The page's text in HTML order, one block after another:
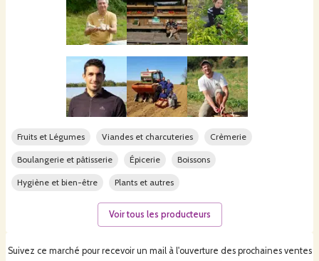
Suivez ce marché pour recevoir un mail à l'ouverture des prochaines ventes
Fruits et Légumes Viandes et charcuteries Crèmerie
Boulangerie et pâtisserie Épicerie Boissons
Hygiène et bien-être Plants et autres
Voir tous les producteurs